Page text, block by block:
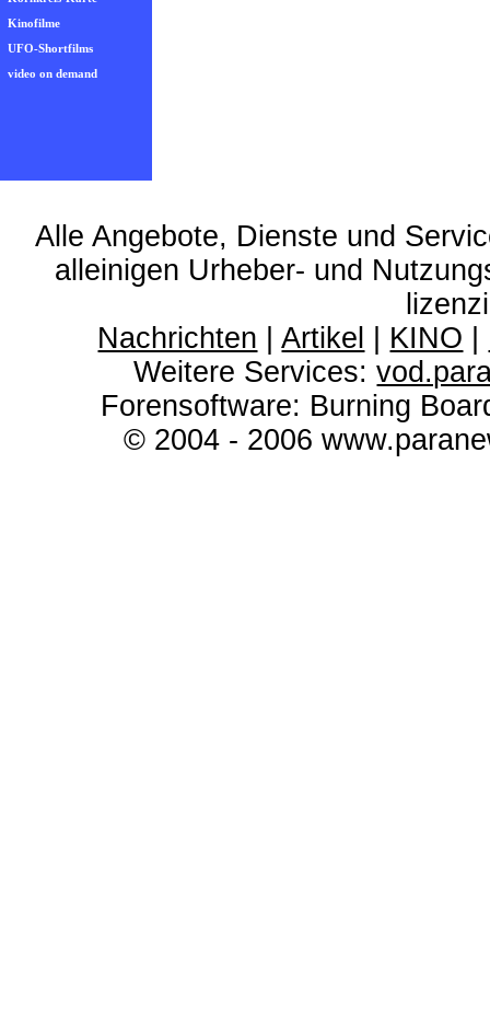
Kinofilme
UFO-Shortfilms
video on demand
Alle Angebote, Dienste und
alleinigen Urheber- und
Nachrichten |Artikel KINO
Weitere Services:
Forensoftware: Burning
© 2004 - 2006